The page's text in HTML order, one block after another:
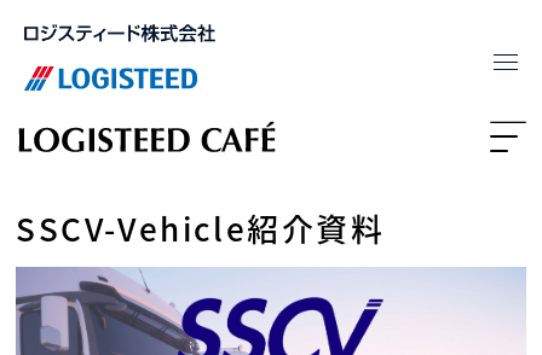
SSCV-Vehicle紹介資料